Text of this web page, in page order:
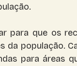
para que os
da população.
para áreas